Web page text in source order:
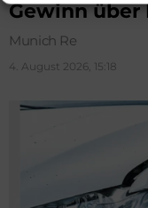
Gewinn
Munich Re
4. August 2026, 15:18